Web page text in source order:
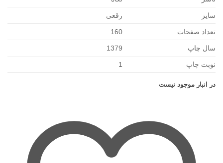
سایز رقعی
تعداد صفحات 160
سال چاپ 1379
نوبت چاپ 1
در انبار موجود نیست